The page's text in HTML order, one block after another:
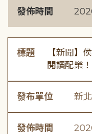
發佈時間
標題
【新聞】
閱讀配樂
發布單位 新
發佈時間